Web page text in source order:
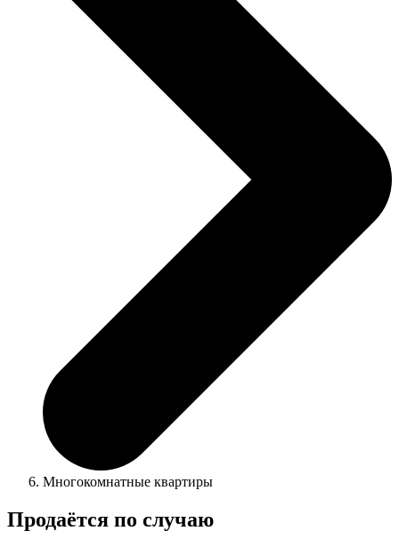
Многокомнатные квартиры
Продаётся по случаю